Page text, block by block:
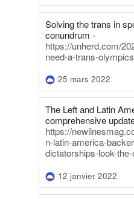
Solving the trans in
conundrum -
https://unherd.com/
need-a-trans-
25 mars 2022
The Left and Latin
comprehensive
https://
n-latin-america-
dictatorships-look-
12 janvier 2022